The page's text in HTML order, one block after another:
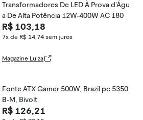
Transformadores De LED À Prova d'Águ
a De Alta Potência 12W-400W AC 180
R$ 103,18
7x de R$ 14,74 sem juros
Magazine Luiza
Fonte ATX Gamer 500W, Brazil pc 5350
B-M, Bivolt
R$ 126,21